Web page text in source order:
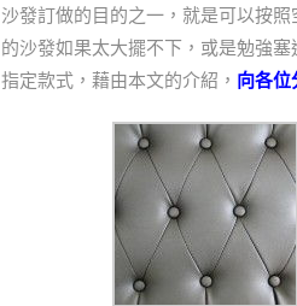
沙發訂做的目的之一，就是可以按
的沙發如果太大擺不下，或是勉強
指定款式，藉由本文的介紹， 向各